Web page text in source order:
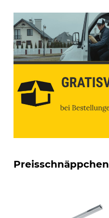
Preisschnäppchen